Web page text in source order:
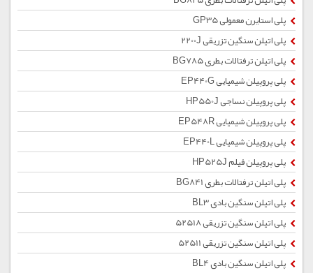
پلی استایرن معمولی GP35
پلی اتیلن سنگین تزریقی 2200J
پلی اتیلن ترفتالات بطری BG785
پلی پروپیلن شیمیایی EP440G
پلی پروپیلن نساجی HP550J
پلی پروپیلن شیمیایی EP548R
پلی پروپیلن شیمیایی EP440L
پلی پروپیلن فیلم HP525J
پلی اتیلن ترفتالات بطری BG841
پلی اتیلن سنگین بادی BL3
پلی اتیلن سنگین تزریقی 52518
پلی اتیلن سنگین تزریقی 52511
پلی اتیلن سنگین بادی BL4